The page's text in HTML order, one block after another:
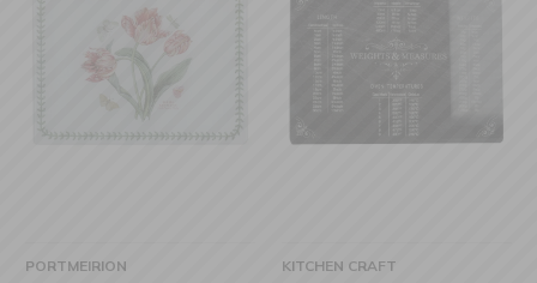
PORTMEIRION KITCHEN CRAFT